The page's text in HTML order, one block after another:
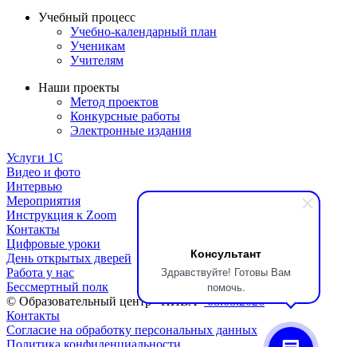
Консультант
Здравствуйте! Готовы Вам
помочь.
Учебный процесс
Учебно-календарный план
Ученикам
Учителям
Наши проекты
Метод проектов
Конкурсные работы
Электронные издания
Услуги 1C
Видео и фото
Интервью
Мероприятия
Инструкция к Zoom
Контакты
Цифровые уроки
День открытых дверей
Работа у нас
Бессмертный полк
© Образовательный центр «НИВА»08.08.2026
Контакты
Согласие на обработку персональных данных